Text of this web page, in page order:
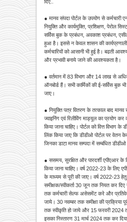
दिए..
● मानव संपदा पोर्टल के उपयोग से कर्मचारी
नियुक्ति और कार्यमुक्ति, प्रशिक्षण, पेरोल
सर्विस बुक के प्रबंधन, अवकाश प्रबंधन,
हुआ है। इससे न केवल शासन की कार्यप्रणाली में
कर्मचारियों को आसानी भी हुई है। बढती
और प्रभावी बनाये जाने की आवश्यकता है।
● वर्तमान में 83 विभाग और 14 लाख से अधिक
ऑनबोर्ड हैं। सभी कार्मिकों की ई-सर्विस बुक
जाए।
● नियुक्ति पत्र वितरण के तत्काल बाद मानव
ज्वाइनिंग एवं रिलीविंग माड्यूल का प्रयोग कर
किया जाना चाहिए। पोर्टल को वित्त विभाग
लिंक किया जाए कि डीडीओ पोर्टल पर वेतन
जिनका डाटा मानव सम्पदा में सम्बंधित डीडीओ
● ससमय, सुरक्षित और पारदर्शी एपीएआर के
किया जाना चाहिए। वर्ष 2022-23 के लिए
के माध्यम से पूरी की जाए। वर्ष 2022-23 हेतु
समीक्षक/स्वीकर्ता 30 जून तक नियत कर
तक कर्मचारी सेल्फ असेसमेंट करे और
जाये। 30 नवम्बर तक समीक्षा की प्रक्रिया
तक स्वीकृति हो जाये और 15 फरवरी 2024
इसका निस्तारण 31 मार्च 2024 तक कर